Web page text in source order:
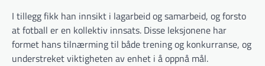
I tillegg fikk han innsikt i lagarbeid og samarbeid, og forsto
at fotball er en kollektiv innsats. Disse leksjonene har
formet hans tilnærming til både trening og konkurranse, og
understreket viktigheten av enhet i å oppnå mål.